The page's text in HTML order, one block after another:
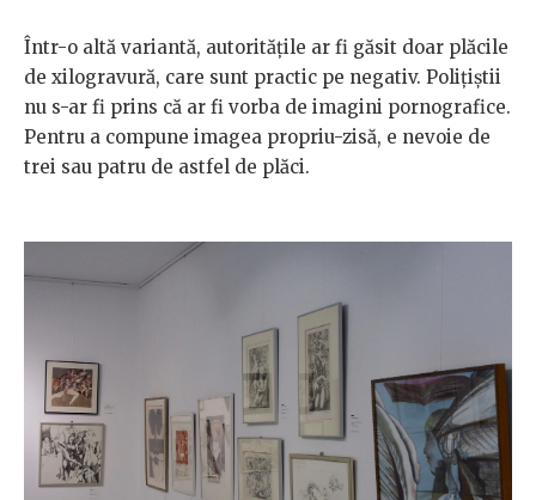
Într-o altă variantă, autoritățile ar fi găsit doar plăcile
de xilogravură, care sunt practic pe negativ. Polițiștii
nu s-ar fi prins că ar fi vorba de imagini pornografice.
Pentru a compune imagea propriu-zisă, e nevoie de
trei sau patru de astfel de plăci.